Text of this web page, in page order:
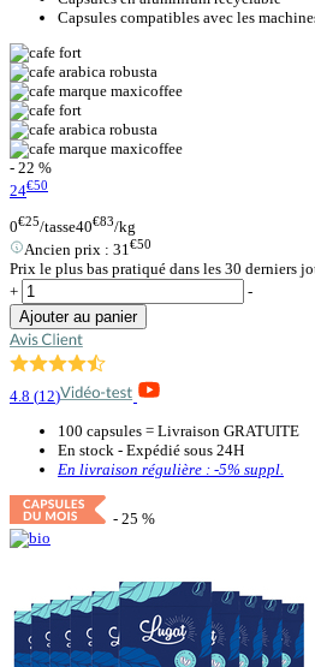
Capsules compatibles avec les
- 22 %
24€50
0€25/tasse40€83/kg
Ancien prix : 31€50
Prix le plus bas pratiqué dans les 30 derniers
+
-
Ajouter au panier
4.8 (12)
100 capsules = Livraison GRATUITE
En stock - Expédié sous 24H
En livraison régulière : -5% suppl.
- 25 %